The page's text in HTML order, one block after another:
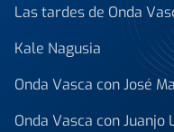
Las tardes de Onda
Kale Nagusia
Onda Vasca con José
Onda Vasca con